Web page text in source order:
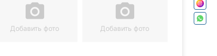
camera_alt
Добавить фото
camera_alt
Добавить фото